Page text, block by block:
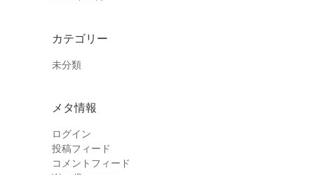
カテゴリー
未分類
メタ情報
ログイン
投稿フィード
コメントフィード